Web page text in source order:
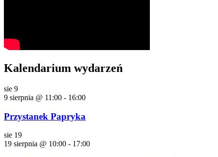
Kalendarium wydarzeń
sie 9
9 sierpnia @ 11:00 - 16:00
Przystanek Papryka
sie 19
19 sierpnia @ 10:00 - 17:00